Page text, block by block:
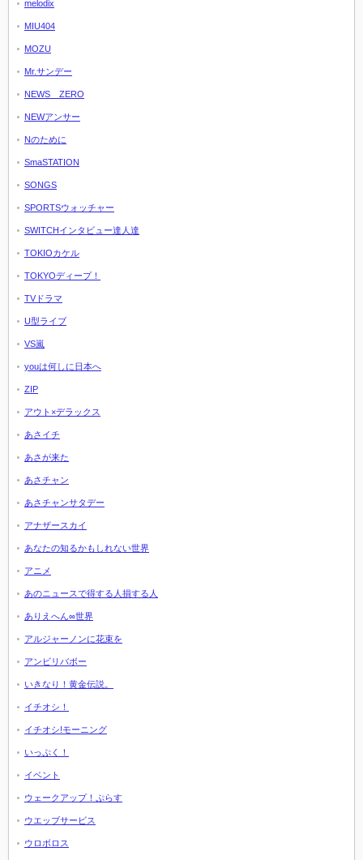
melodix
MIU404
MOZU
Mr.サンデー
NEWS ZERO
NEWアンサー
Nのために
SmaSTATION
SONGS
SPORTSウォッチャー
SWITCHインタビュー達人達
TOKIOカケル
TOKYOディープ！
TVドラマ
U型ライブ
VS嵐
youは何しに日本へ
ZIP
アウト×デラックス
あさイチ
あさが来た
あさチャン
あさチャンサタデー
アナザースカイ
あなたの知るかもしれない世界
アニメ
あのニュースで得する人損する人
ありえへん∞世界
アルジャーノンに花束を
アンビリバボー
いきなり！黄金伝説。
イチオシ！
イチオシ!モーニング
いっぷく！
イベント
ウェークアップ！ぷらす
ウエッブサービス
ウロボロス